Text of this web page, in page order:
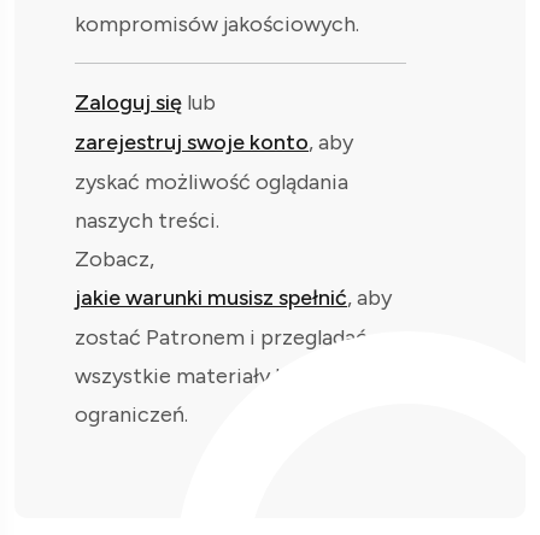
kompromisów jakościowych.
Zaloguj się lub
zarejestruj swoje konto, aby
zyskać możliwość oglądania
naszych treści.
Zobacz,
jakie warunki musisz spełnić, aby
zostać Patronem i przeglądać
wszystkie materiały bez
ograniczeń.